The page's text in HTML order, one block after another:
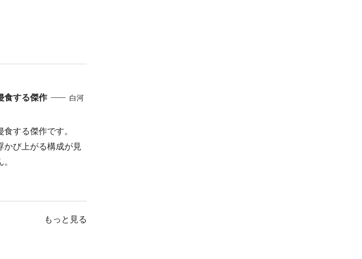
食する傑作
白河
する傑作です。
かび上がる構成が見
もっと見る